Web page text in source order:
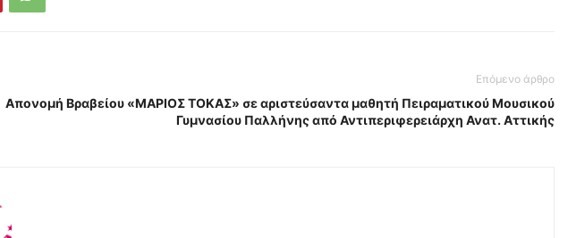
Επόμενο άρθρο
Απονομή Βραβείου «ΜΑΡΙΟΣ ΤΟΚΑΣ» σε αριστεύσαντα μαθητή Πειραματικού Μουσικού
Γυμνασίου Παλλήνης από Αντιπεριφερειάρχη Ανατ. Αττικής